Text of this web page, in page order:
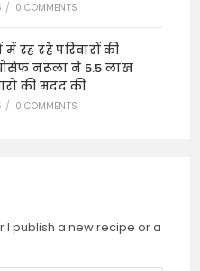
/ 0 COMMENTS
रह रहे परिवारों की
नरूला ने 5.5 लाख
की मदद की
/ 0 COMMENTS
I publish a new recipe or a